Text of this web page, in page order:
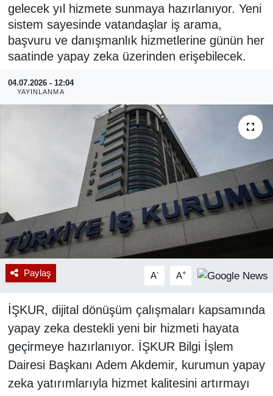
gelecek yıl hizmete sunmaya hazırlanıyor. Yeni
sistem sayesinde vatandaşlar iş arama,
başvuru ve danışmanlık hizmetlerine günün her
saatinde yapay zeka üzerinden erişebilecek.
04.07.2026 - 12:04
YAYINLANMA
Paylaş A- A+
İŞKUR, dijital dönüşüm çalışmaları kapsamında
yapay zeka destekli yeni bir hizmeti hayata
geçirmeye hazırlanıyor. İŞKUR Bilgi İşlem
Dairesi Başkanı Adem Akdemir, kurumun yapay
zeka yatırımlarıyla hizmet kalitesini artırmayı
SPOR
ASAYİŞ
Son Dakika Haberleri
Haber Arşivi